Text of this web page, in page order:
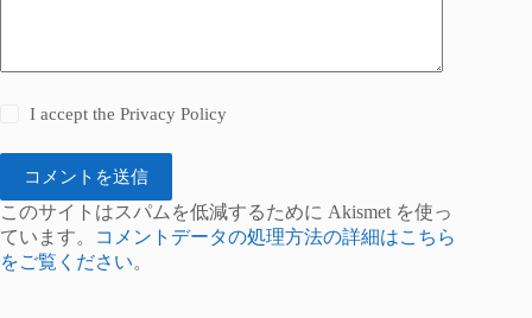
I accept thePrivacy Policy
コメントを送信
このサイトはスパムを低減するために Akismet を使っ
ています。
コメントデータの処理方法の詳細はこちら
をご覧ください。